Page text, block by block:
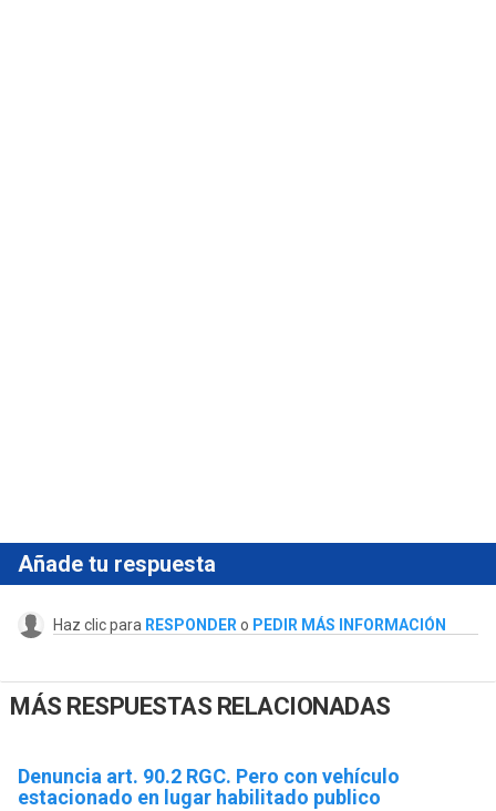
Añade tu respuesta
Haz clic para RESPONDER o PEDIR MÁS INFORMACIÓN
MÁS RESPUESTAS RELACIONADAS
Denuncia art. 90.2 RGC. Pero con vehículo
estacionado en lugar habilitado publico